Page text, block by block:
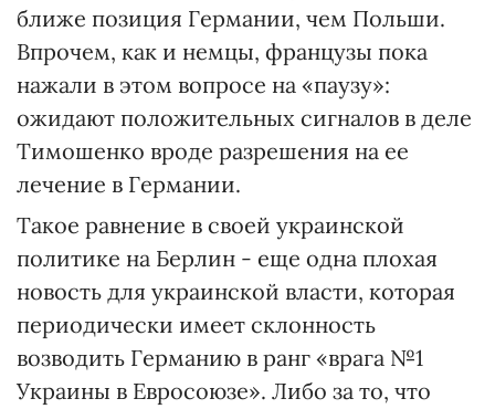
ближе позиция Германии, чем Польши.
Впрочем, как и немцы, французы пока
нажали в этом вопросе на «паузу»:
ожидают положительных сигналов в деле
Тимошенко вроде разрешения на ее
лечение в Германии.
Такое равнение в своей украинской
политике на Берлин - еще одна плохая
новость для украинской власти, которая
периодически имеет склонность
возводить Германию в ранг «врага №1
Украины в Евросоюзе». Либо за то, что